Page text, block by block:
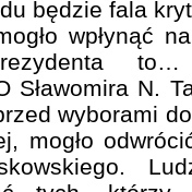
będzie fala
wpłynąć
to…
Sławomira N.
wyborami
mogło